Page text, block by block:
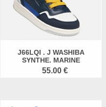
J66LQI . J WASHIBA
SYNTHE. MARINE
55.00 €